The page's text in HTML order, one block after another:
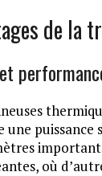
de la
puissance
où